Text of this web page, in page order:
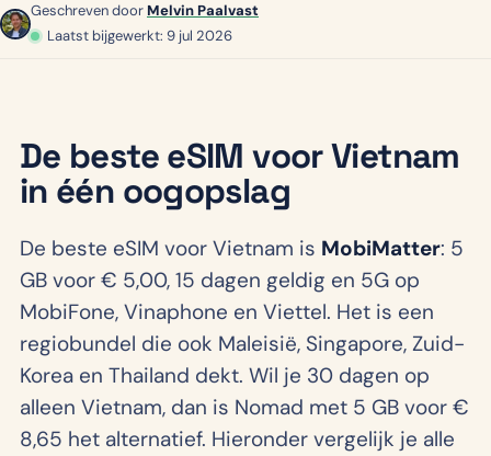
Geschreven door Melvin Paalvast
Laatst bijgewerkt: 9 jul 2026
De beste eSIM voor Vietnam
in één oogopslag
De beste eSIM voor Vietnam is MobiMatter: 5
GB voor € 5,00, 15 dagen geldig en 5G op
MobiFone, Vinaphone en Viettel. Het is een
regiobundel die ook Maleisië, Singapore, Zuid-
Korea en Thailand dekt. Wil je 30 dagen op
alleen Vietnam, dan is Nomad met 5 GB voor €
8,65 het alternatief. Hieronder vergelijk je alle